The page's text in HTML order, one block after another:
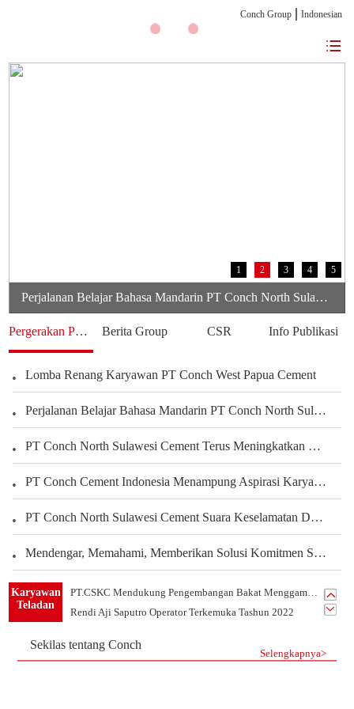
Conch Group Indonesian
Perjalanan Belajar Bahasa Mandarin PT Conch North Sulawesi Cement Berbagi Pengalaman Karyawan Dalam Mengembangkan Kemampuan Bahasa
1 2 3 4 5
Pergerakan Perusahaan Berita Group CSR Info Publikasi
Lomba Renang Karyawan PT Conch West Papua Cement
Perjalanan Belajar Bahasa Mandarin PT Conch North Sulawesi Cement Berbagi Pengalaman Karyawan Dalam Mengembangkan Kemampuan Bahasa
PT Conch North Sulawesi Cement Terus Meningkatkan Kepedulian terhadap Karyawan dan Pengembangan Kegiatan Olahraga serta Seni Untuk Membangun Kekuatan Tim, Menciptakan Perusahaan yang Harmonis
PT Conch Cement Indonesia Menampung Aspirasi Karyawan untuk Meningkatkan Kinerja Perusahaan
PT Conch North Sulawesi Cement Suara Keselamatan Dari Setiap Sudut Tambang Membangun Budaya Keselamatan Melalui Peran Seluruh Karyawan Departemen Tambang
Mendengar, Memahami, Memberikan Solusi Komitmen Semen Conch Mengutamakan Pelanggan
Karyawan
Teladan
PT.Conch South Kalimantan Cement yang Indah Rumahku
PT.CSKC Mendukung Pengembangan Bakat Menggambar Karyawan
Rendi Aji Saputro Operator Terkemuka Tashun 2022
Listrik Tim 1 -Tim Terkemuka Tahun 2021 PT.CSKC
Sekilas tentang Conch
Selengkapnya>